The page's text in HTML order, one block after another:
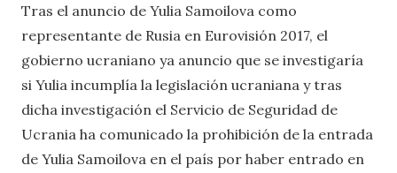
Tras el anuncio de Yulia Samoilova como
representante de Rusia en Eurovisión 2017, el
gobierno ucraniano ya anuncio que se investigaría
si Yulia incumplía la legislación ucraniana y tras
dicha investigación el Servicio de Seguridad de
Ucrania ha comunicado la prohibición de la entrada
de Yulia Samoilova en el país por haber entrado en